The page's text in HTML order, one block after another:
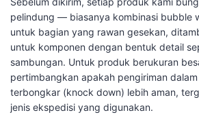
pelindung — biasanya kombinasi bubble
untuk bagian yang rawan gesekan,
untuk komponen dengan bentuk detail
sambungan. Untuk produk berukuran
pertimbangkan apakah pengiriman
terbongkar (knock down) lebih aman,
jenis ekspedisi yang digunakan.